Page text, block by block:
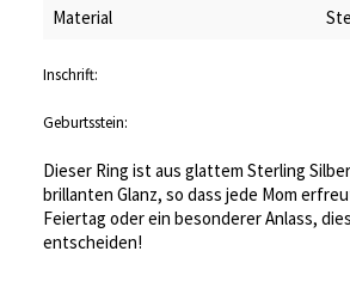
Material
Inschrift:
Geburtsstein:
Dieser Ring ist aus glattem Sterling
brillanten Glanz, so dass jede Mom
Feiertag oder ein besonderer Anlass,
entscheiden!